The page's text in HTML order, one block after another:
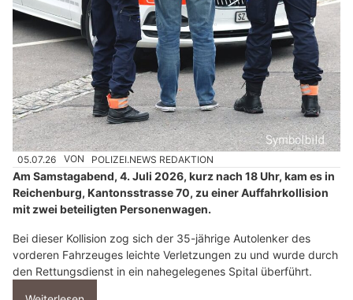
05.07.26 VON POLIZEI.NEWS REDAKTION
Am Samstagabend, 4. Juli 2026, kurz nach 18 Uhr, kam es in
Reichenburg, Kantonsstrasse 70, zu einer Auffahrkollision
mit zwei beteiligten Personenwagen.
Bei dieser Kollision zog sich der 35-jährige Autolenker des
vorderen Fahrzeuges leichte Verletzungen zu und wurde durch
den Rettungsdienst in ein nahegelegenes Spital überführt.